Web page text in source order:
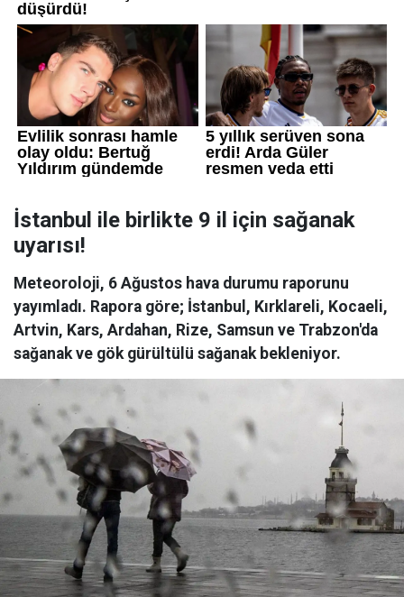
İstanbul ile birlikte 9 il için sağanak
uyarısı!
Meteoroloji, 6 Ağustos hava durumu raporunu
yayımladı. Rapora göre; İstanbul, Kırklareli, Kocaeli,
Artvin, Kars, Ardahan, Rize, Samsun ve Trabzon'da
sağanak ve gök gürültülü sağanak bekleniyor.